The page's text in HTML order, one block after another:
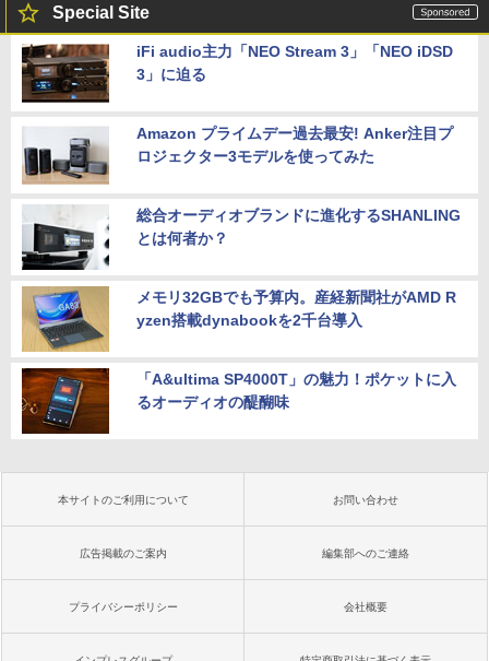
Special Site
iFi audio主力「NEO Stream 3」「NEO iDSD
3」に迫る
Amazon プライムデー過去最安! Anker注目プ
ロジェクター3モデルを使ってみた
総合オーディオブランドに進化するSHANLING
とは何者か？
メモリ32GBでも予算内。産経新聞社がAMD R
yzen搭載dynabookを2千台導入
「A&ultima SP4000T」の魅力！ポケットに入
るオーディオの醍醐味
本サイトのご利用について お問い合わせ
広告掲載のご案内 編集部へのご連絡
プライバシーポリシー 会社概要